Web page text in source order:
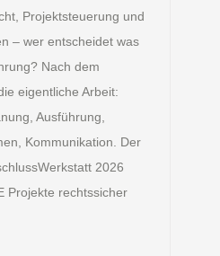
Projektsteuerung und
– wer entscheidet was
Nach dem
eigentliche Arbeit:
Ausführung,
Kommunikation. Der
2026
Projekte rechtssicher